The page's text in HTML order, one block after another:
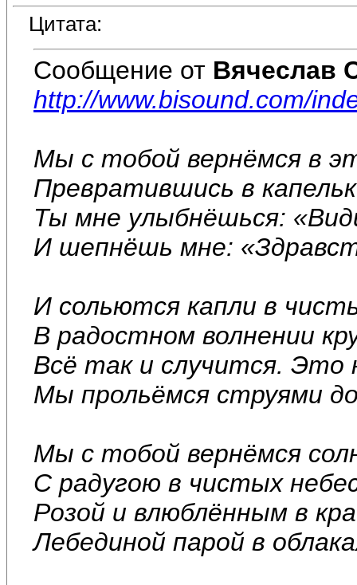
Цитата:
Сообщение от Вячеслав
http://www.bisound.com/
Мы с тобой вернёмся в
Превратившись в
Ты мне улыбнёшься:
И шепнёшь мне:
И сольются капли в
В радостном волнении
Всё так и случится. Это
Мы прольёмся струями
Мы с тобой вернёмся
С радугою в чистых
Розой и влюблённым в
Лебединой парой в